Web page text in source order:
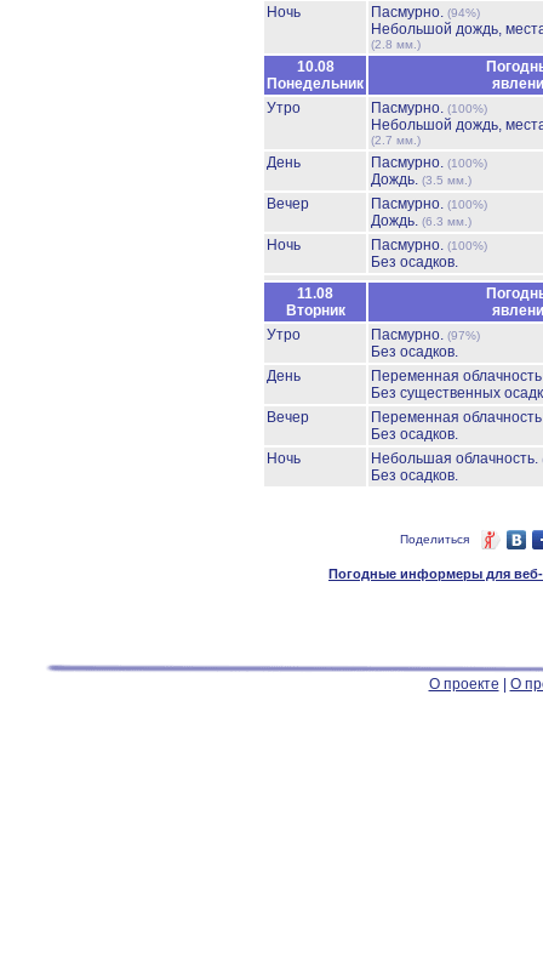
Ночь Пасмурно. (94%)
Небольшой дождь,
(2.8 мм.)
10.08
Понедельник
Утро
Пасмурно. (100%)
Небольшой дождь,
(2.7 мм.)
День Пасмурно. (100%)
Дождь. (3.5 мм.)
Вечер Пасмурно. (100%)
Дождь. (6.3 мм.)
Ночь Пасмурно. (100%)
Без осадков.
11.08
Вторник
Утро
Пасмурно. (97%)
Без осадков.
День
Переменная
Без существенных
Вечер
Переменная
Без осадков.
Ночь
Небольшая облачность.
Без осадков.
Поделиться
Погодные информеры для веб-
О проекте О